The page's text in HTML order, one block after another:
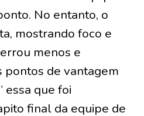
No entanto, o
mostrando foco e
menos e
pontos de vantagem
essa que foi
final da equipe de